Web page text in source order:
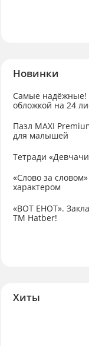
Новинки
Самые надёжные!
обложкой на 24
Пазл MAXI
для малышей
Тетради
«Слово за
характером
«ВОТ ЕНОТ».
ТМ Hatber!
Хиты